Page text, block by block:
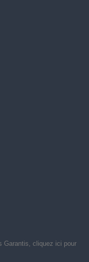
Garantis, cliquez ici pour